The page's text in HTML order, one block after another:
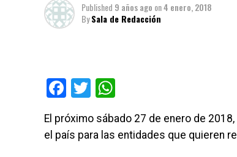
Published 9 años ago on4 enero, 2018
BySala de Redacción
Facebook
Twitter
El próximo sábado 27 de enero de
el país para las entidades que quieren